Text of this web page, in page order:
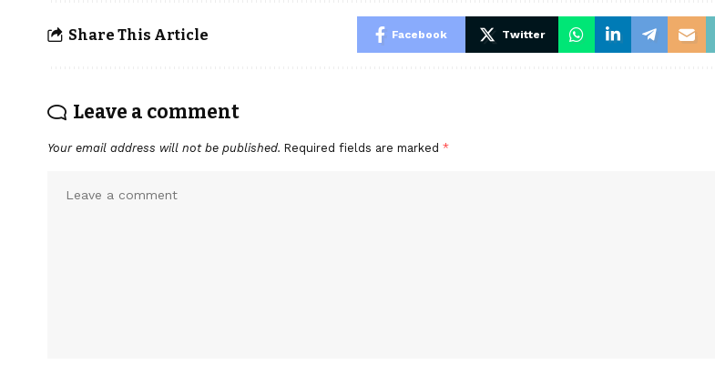
Share This Article Facebook Twitter
Leave a comment
Your email address will not be published. Required fields are marked *